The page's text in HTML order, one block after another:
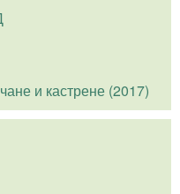
и кастрене (2017)